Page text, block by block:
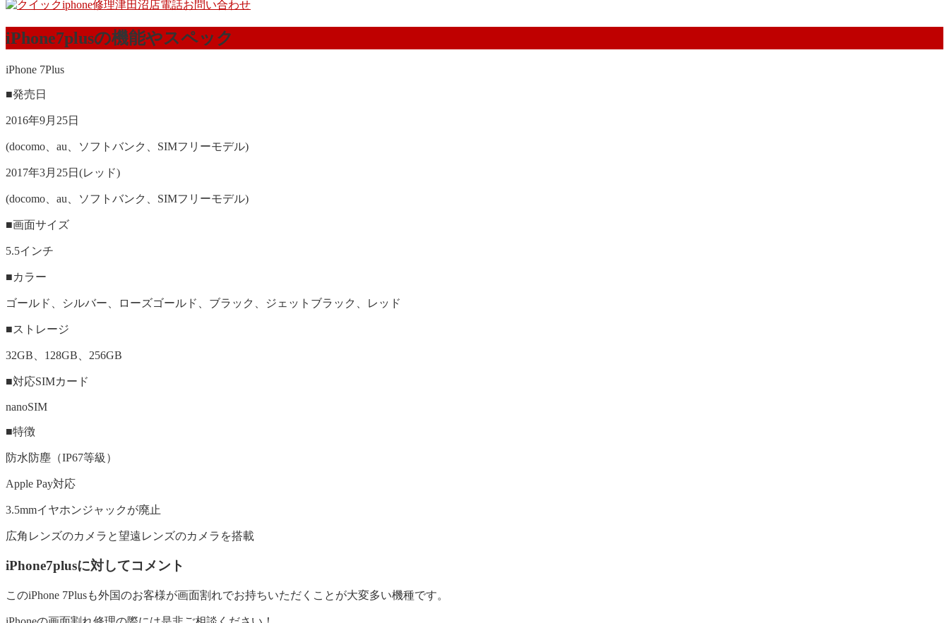
iPhone7plusの機能やスペック
iPhone 7Plus
■発売日
2016年9月25日
(docomo、au、ソフトバンク、SIMフリーモデル)
2017年3月25日(レッド)
(docomo、au、ソフトバンク、SIMフリーモデル)
■画面サイズ
5.5インチ
■カラー
ゴールド、シルバー、ローズゴールド、ブラック、ジェットブラック、レッド
■ストレージ
32GB、128GB、256GB
■対応SIMカード
nanoSIM
■特徴
防水防塵（IP67等級）
Apple Pay対応
3.5mmイヤホンジャックが廃止
広角レンズのカメラと望遠レンズのカメラを搭載
iPhone7plusに対してコメント
このiPhone 7Plusも外国のお客様が画面割れでお持ちいただくことが大変多い機種です。